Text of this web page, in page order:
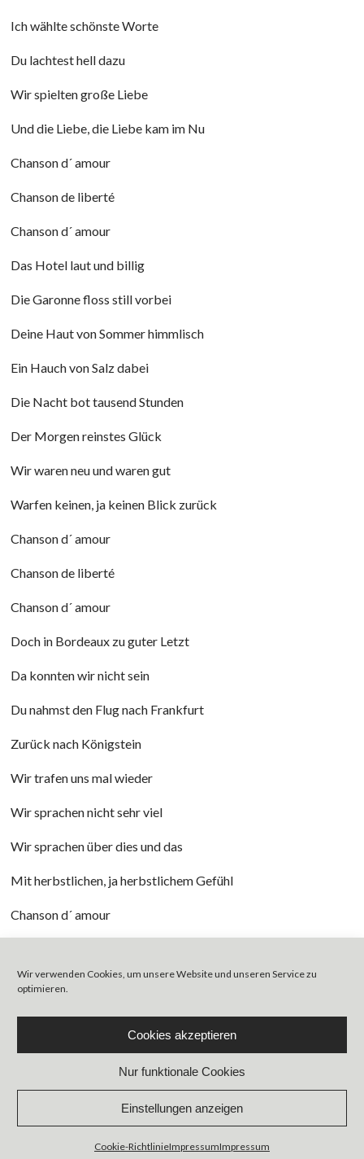
Wir verwenden Cookies, um unsere Website und unseren Service zu
optimieren.
Cookies akzeptieren
Nur funktionale Cookies
Einstellungen anzeigen
Cookie-RichtlinieImpressumImpressum
Ich wählte schönste Worte
Du lachtest hell dazu
Wir spielten große Liebe
Und die Liebe, die Liebe kam im Nu
Chanson d´ amour
Chanson de liberté
Chanson d´ amour
Das Hotel laut und billig
Die Garonne floss still vorbei
Deine Haut von Sommer himmlisch
Ein Hauch von Salz dabei
Die Nacht bot tausend Stunden
Der Morgen reinstes Glück
Wir waren neu und waren gut
Warfen keinen, ja keinen Blick zurück
Chanson d´ amour
Chanson de liberté
Chanson d´ amour
Doch in Bordeaux zu guter Letzt
Da konnten wir nicht sein
Du nahmst den Flug nach Frankfurt
Zurück nach Königstein
Wir trafen uns mal wieder
Wir sprachen nicht sehr viel
Wir sprachen über dies und das
Mit herbstlichen, ja herbstlichem Gefühl
Chanson d´ amour
Chanson d´ amour
Text und Musik Copyright 2021 Sven Görtz
A chunky monkey design.